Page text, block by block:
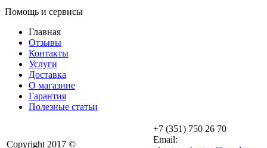
Помощь и сервисы
Главная
Отзывы
Контакты
Услуги
Доставка
О магазине
Гарантия
Полезные статьи
Copyright 2017 ©
+7 (351) 750 26 70
Email: